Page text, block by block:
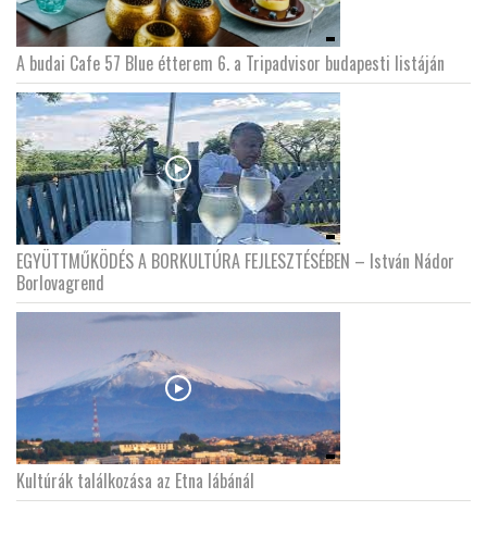
A budai Cafe 57 Blue étterem 6. a Tripadvisor budapesti listáján
EGYÜTTMŰKÖDÉS A BORKULTÚRA FEJLESZTÉSÉBEN – István Nádor
Borlovagrend
Kultúrák találkozása az Etna lábánál